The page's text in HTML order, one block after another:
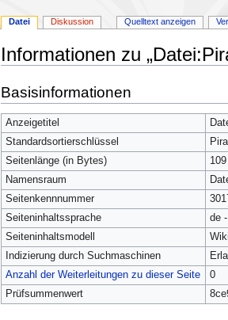
Informationen zu
Navigation
springen
Suche
springen
Basisinformationen
Anzeigetitel
Standardsortierschlüssel
Seitenlänge (in Bytes)
109
Namensraum
Seitenkennnummer
Seiteninhaltssprache
de
Seiteninhaltsmodell
Indizierung durch Suchmaschinen
Anzahl der Weiterleitungen zu dieser Seite
0
Prüfsummenwert
Datei Diskussion Quelltext anzeigen